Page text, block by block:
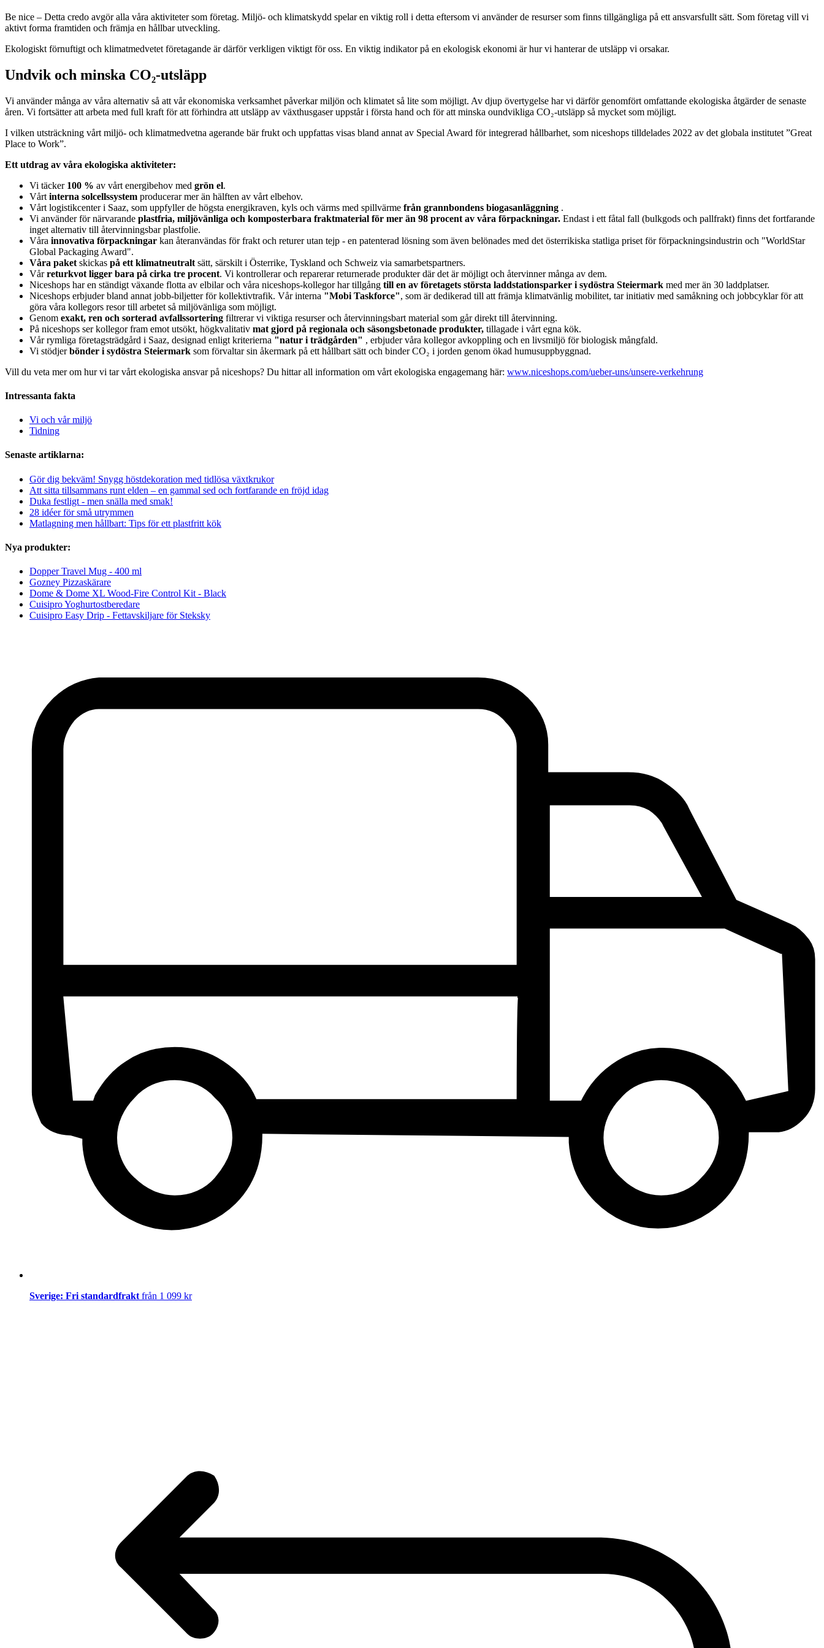
Be nice – Detta credo avgör alla våra aktiviteter som företag. Miljö- och klimatskydd spelar en viktig roll i detta eftersom vi använder de resurser som finns tillgängliga på ett ansvarsfullt sätt. Som företag vill vi
aktivt forma framtiden och främja en hållbar utveckling.
Ekologiskt förnuftigt och klimatmedvetet företagande är därför verkligen viktigt för oss. En viktig indikator på en ekologisk ekonomi är hur vi hanterar de utsläpp vi orsakar.
Undvik och minska CO₂-utsläpp
Vi använder många av våra alternativ så att vår ekonomiska verksamhet påverkar miljön och klimatet så lite som möjligt. Av djup övertygelse har vi därför genomfört omfattande ekologiska åtgärder de senaste
åren. Vi fortsätter att arbeta med full kraft för att förhindra att utsläpp av växthusgaser uppstår i första hand och för att minska oundvikliga CO₂-utsläpp så mycket som möjligt.
I vilken utsträckning vårt miljö- och klimatmedvetna agerande bär frukt och uppfattas visas bland annat av Special Award för integrerad hållbarhet, som niceshops tilldelades 2022 av det globala institutet ”Great
Place to Work”.
Ett utdrag av våra ekologiska aktiviteter:
Vi täcker 100 % av vårt energibehov med grön el.
Vårt interna solcellssystem producerar mer än hälften av vårt elbehov.
Vårt logistikcenter i Saaz, som uppfyller de högsta energikraven, kyls och värms med spillvärme från grannbondens biogasanläggning .
Vi använder för närvarande plastfria, miljövänliga och komposterbara fraktmaterial för mer än 98 procent av våra förpackningar. Endast i ett fåtal fall (bulkgods och pallfrakt) finns det fortfarande
inget alternativ till återvinningsbar plastfolie.
Våra innovativa förpackningar kan återanvändas för frakt och returer utan tejp - en patenterad lösning som även belönades med det österrikiska statliga priset för förpackningsindustrin och "WorldStar
Global Packaging Award".
Våra paket skickas på ett klimatneutralt sätt, särskilt i Österrike, Tyskland och Schweiz via samarbetspartners.
Vårreturkvot ligger bara på cirka tre procent. Vi kontrollerar och reparerar returnerade produkter där det är möjligt och återvinner många av dem.
Niceshops har en ständigt växande flotta av elbilar och våra niceshops-kollegor har tillgång till en av företagets största laddstationsparker i sydöstra Steiermark med mer än 30 laddplatser.
Niceshops erbjuder bland annat jobb-biljetter för kollektivtrafik. Vår interna "Mobi Taskforce", som är dedikerad till att främja klimatvänlig mobilitet, tar initiativ med samåkning och jobbcyklar för att
göra våra kollegors resor till arbetet så miljövänliga som möjligt.
Genom exakt, ren och sorterad avfallssortering filtrerar vi viktiga resurser och återvinningsbart material som går direkt till återvinning.
På niceshops ser kollegor fram emot utsökt, högkvalitativ mat gjord på regionala och säsongsbetonade produkter, tillagade i vårt egna kök.
Vår rymliga företagsträdgård i Saaz, designad enligt kriterierna "natur i trädgården" , erbjuder våra kollegor avkoppling och en livsmiljö för biologisk mångfald.
Vi stödjerbönder i sydöstra Steiermark som förvaltar sin åkermark på ett hållbart sätt och binder CO₂ i jorden genom ökad humusuppbyggnad.
Vill du veta mer om hur vi tar vårt ekologiska ansvar på niceshops? Du hittar all information om vårt ekologiska engagemang här: www.niceshops.com/ueber-uns/unsere-verkehrung
Intressanta fakta
Vi och vår miljö
Tidning
Senaste artiklarna:
Gör dig bekväm! Snygg höstdekoration med tidlösa växtkrukor
Att sitta tillsammans runt elden – en gammal sed och fortfarande en fröjd idag
Duka festligt - men snälla med smak!
28 idéer för små utrymmen
Matlagning men hållbart: Tips för ett plastfritt kök
Nya produkter:
Dopper Travel Mug - 400 ml
Gozney Pizzaskärare
Dome & Dome XL Wood-Fire Control Kit - Black
Cuisipro Yoghurtostberedare
Cuisipro Easy Drip - Fettavskiljare för Steksky
Sverige: Fri standardfrakt från 1 099 kr